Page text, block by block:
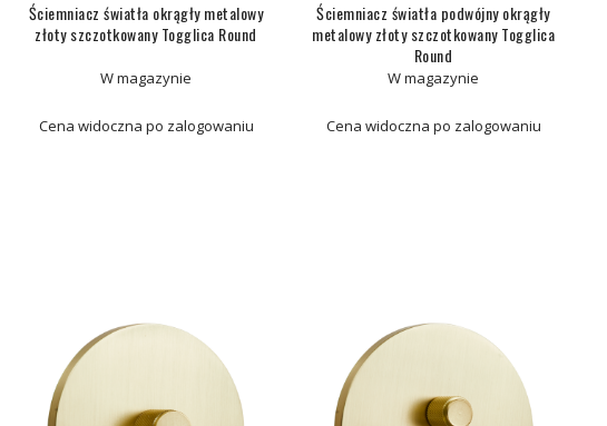
Ściemniacz światła okrągły metalowy
złoty szczotkowany Togglica Round
W magazynie
Cena widoczna po zalogowaniu
Ściemniacz światła podwójny okrągły
metalowy złoty szczotkowany Togglica
Round
W magazynie
Cena widoczna po zalogowaniu